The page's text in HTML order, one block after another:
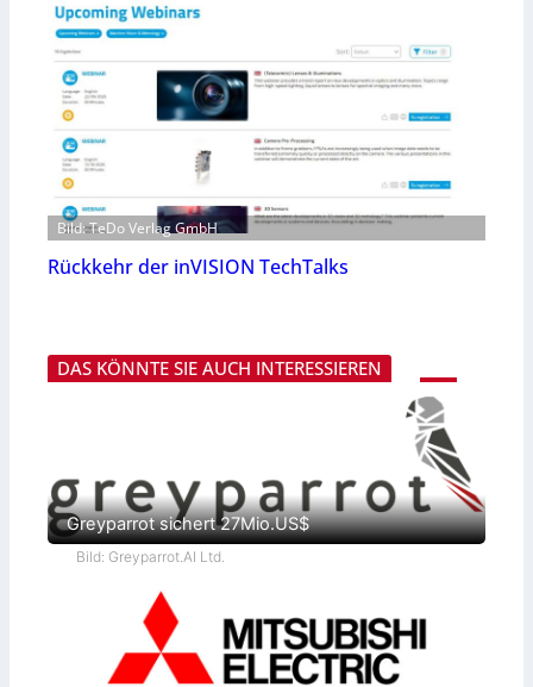
Bild: TeDo Verlag GmbH
Rückkehr der inVISION TechTalks
DAS KÖNNTE SIE AUCH INTERESSIEREN
Greyparrot sichert 27Mio.US$
Bild: Greyparrot.AI Ltd.